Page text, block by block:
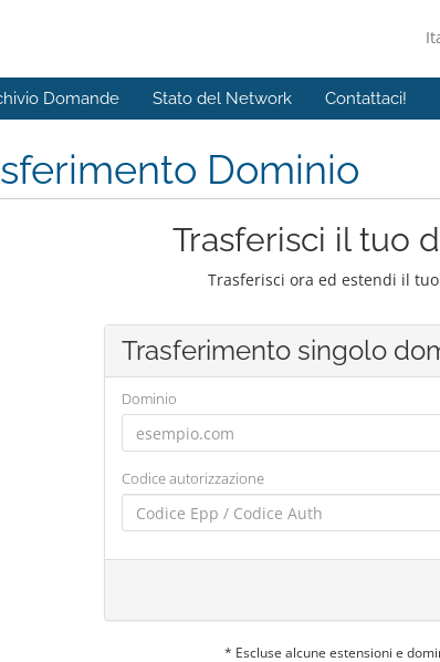
Domande Stato del Network Contattaci!
Dominio
Trasferisci il tuo
Trasferisci ora ed estendi il
Trasferimento singolo
Dominio
Codice autorizzazione
* Escluse alcune estensioni e